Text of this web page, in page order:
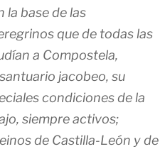
la base de las
que de todas las
a Compostela,
jacobeo, su
condiciones de la
siempre activos;
de Castilla-León y de